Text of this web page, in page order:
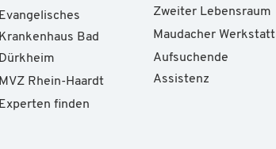
Evangelisches
Krankenhaus Bad
Dürkheim
MVZ Rhein-Haardt
Experten finden
Zweiter Lebensraum
Maudacher Werkstatt
Aufsuchende
Assistenz